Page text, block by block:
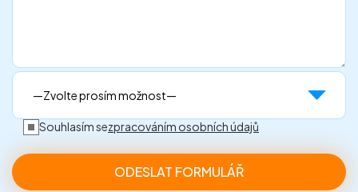
Souhlasím sezpracováním osobních údajů